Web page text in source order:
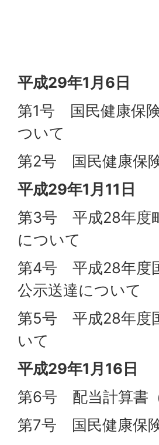
平成29年1月6日
第1号 国民健康保
ついて
第2号 国民健康保
平成29年1月11日
第3号 平成28年度
について
第4号 平成28年度
公示送達について
第5号 平成28年度
いて
平成29年1月16日
第6号 配当計算書
第7号 国民健康保